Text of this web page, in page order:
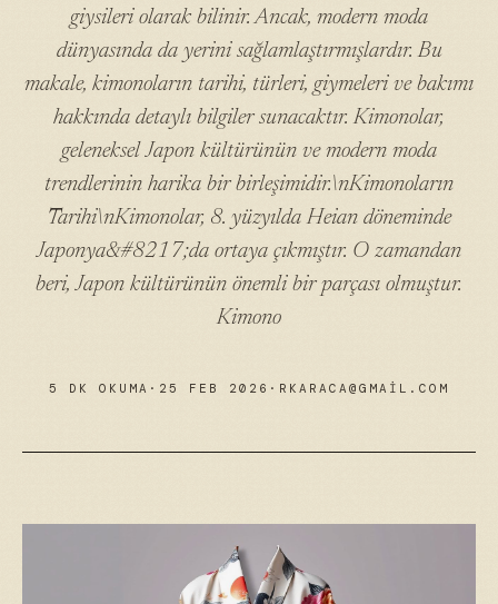
giysileri olarak bilinir. Ancak, modern moda
dünyasında da yerini sağlamlaştırmışlardır. Bu
makale, kimonoların tarihi, türleri, giymeleri ve bakımı
hakkında detaylı bilgiler sunacaktır. Kimonolar,
geleneksel Japon kültürünün ve modern moda
trendlerinin harika bir birleşimidir.\nKimonoların
Tarihi\nKimonolar, 8. yüzyılda Heian döneminde
Japonya&#8217;da ortaya çıkmıştır. O zamandan
beri, Japon kültürünün önemli bir parçası olmuştur.
Kimono
5 DK OKUMA · 25 FEB 2026 · RKARACA@GMAIL.COM